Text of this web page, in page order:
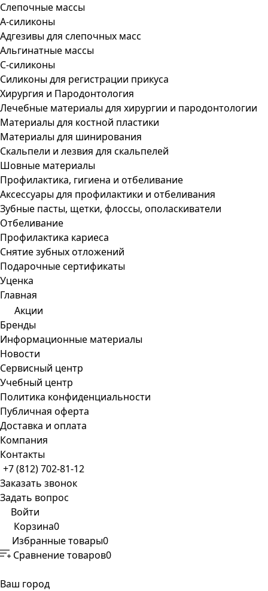
Слепочные массы
А-силиконы
Адгезивы для слепочных масс
Альгинатные массы
С-силиконы
Силиконы для регистрации прикуса
Хирургия и Пародонтология
Лечебные материалы для хирургии и пародонтологии
Материалы для костной пластики
Материалы для шинирования
Скальпели и лезвия для скальпелей
Шовные материалы
Профилактика, гигиена и отбеливание
Аксессуары для профилактики и отбеливания
Зубные пасты, щетки, флоссы, ополаскиватели
Отбеливание
Профилактика кариеса
Снятие зубных отложений
Подарочные сертификаты
Уценка
Главная
Акции
Бренды
Информационные материалы
Новости
Сервисный центр
Учебный центр
Политика конфиденциальности
Публичная оферта
Доставка и оплата
Компания
Контакты
+7 (812) 702-81-12
Заказать звонок
Задать вопрос
Войти
Корзина0
Избранные товары0
Сравнение товаров0
Ваш город